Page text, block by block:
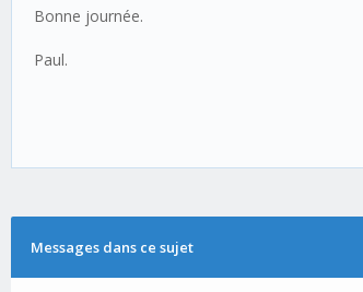
Bonne journée.
Paul.
Messages dans ce sujet